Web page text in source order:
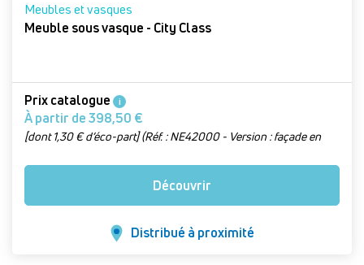
Meubles et vasques
Meuble sous vasque - City Class
Prix catalogue i
À partir de 398,50 €
[dont 1,30 € d’éco-part] (Réf. : NE42000 - Version : façade en
Découvrir
Distribué à proximité